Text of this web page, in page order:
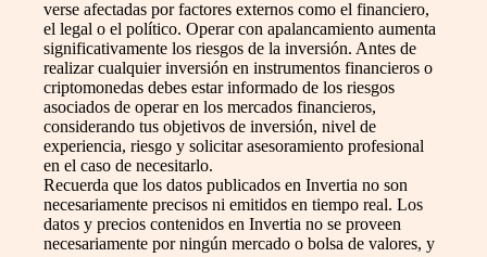
verse afectadas por factores externos como el financiero,
el legal o el político. Operar con apalancamiento aumenta
significativamente los riesgos de la inversión. Antes de
realizar cualquier inversión en instrumentos financieros o
criptomonedas debes estar informado de los riesgos
asociados de operar en los mercados financieros,
considerando tus objetivos de inversión, nivel de
experiencia, riesgo y solicitar asesoramiento profesional
en el caso de necesitarlo.
Recuerda que los datos publicados en Invertia no son
necesariamente precisos ni emitidos en tiempo real. Los
datos y precios contenidos en Invertia no se proveen
necesariamente por ningún mercado o bolsa de valores, y